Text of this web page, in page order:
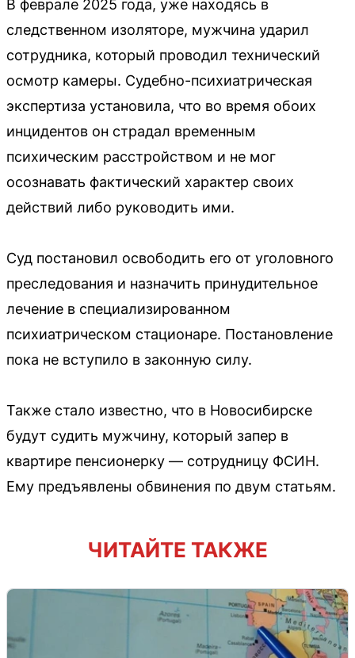
В феврале 2025 года, уже находясь в
следственном изоляторе, мужчина ударил
сотрудника, который проводил технический
осмотр камеры. Судебно-психиатрическая
экспертиза установила, что во время обоих
инцидентов он страдал временным
психическим расстройством и не мог
осознавать фактический характер своих
действий либо руководить ими.
Суд постановил освободить его от уголовного
преследования и назначить принудительное
лечение в специализированном
психиатрическом стационаре. Постановление
пока не вступило в законную силу.
Также стало известно, что в Новосибирске
будут судить мужчину, который запер в
квартире пенсионерку — сотрудницу ФСИН.
Ему предъявлены обвинения по двум статьям.
ЧИТАЙТЕ ТАКЖЕ